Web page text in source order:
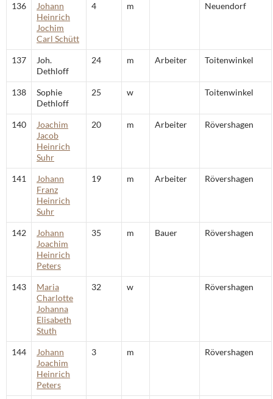
136
Johann
Heinrich
Jochim
Carl Schütt
4 m Neuendorf
137
Joh.
Dethloff
24 m Arbeiter Toitenwinkel
138
Sophie
Dethloff
25 w Toitenwinkel
140
Joachim
Jacob
Heinrich
Suhr
20 m Arbeiter Rövershagen
141
Johann
Franz
Heinrich
Suhr
19 m Arbeiter Rövershagen
142
Johann
Joachim
Heinrich
Peters
35 m Bauer Rövershagen
143
Maria
Charlotte
Johanna
Elisabeth
Stuth
32 w Rövershagen
144
Johann
Joachim
Heinrich
Peters
3 m Rövershagen